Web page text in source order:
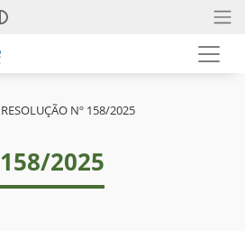
RESOLUÇÃO Nº 158/2025
158/2025